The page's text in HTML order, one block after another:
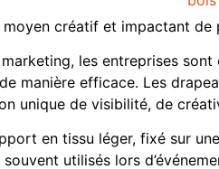
créatif et impactant
les entreprises
manière efficace. Les
unique de visibilité, de
en tissu léger, fixé sur
utilisés lors